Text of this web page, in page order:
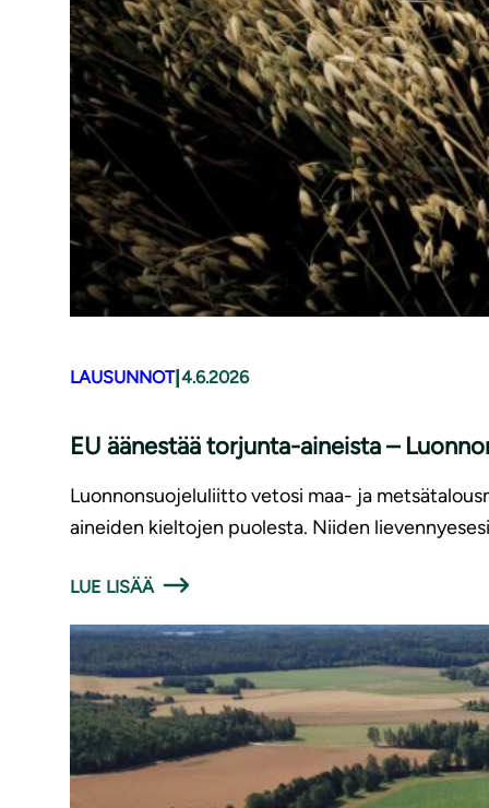
LAUSUNNOT| 4.6.2026
EU äänestää torjunta-aineista –
Luonnonsuojeluliitto vetosi maa- ja
aineiden kieltojen puolesta. Niiden
LUE LISÄÄ